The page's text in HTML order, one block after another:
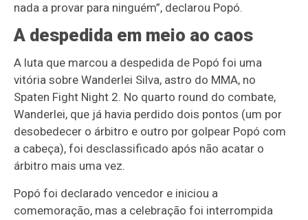
nada a provar para ninguém”, declarou Popó.
A despedida em meio ao caos
A luta que marcou a despedida de Popó foi uma
vitória sobre Wanderlei Silva, astro do MMA, no
Spaten Fight Night 2. No quarto round do combate,
Wanderlei, que já havia perdido dois pontos (um por
desobedecer o árbitro e outro por golpear Popó com
a cabeça), foi desclassificado após não acatar o
árbitro mais uma vez.
Popó foi declarado vencedor e iniciou a
comemoração, mas a celebração foi interrompida